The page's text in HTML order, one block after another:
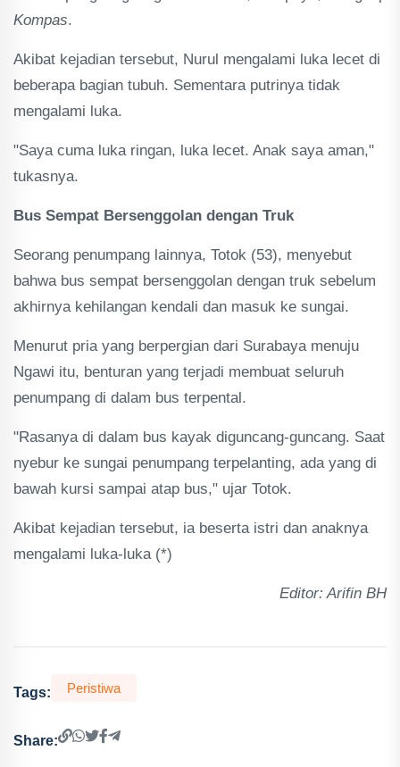
Kompas.
Akibat kejadian tersebut, Nurul mengalami luka lecet di
beberapa bagian tubuh. Sementara putrinya tidak
mengalami luka.
"Saya cuma luka ringan, luka lecet. Anak saya aman,"
tukasnya.
Bus Sempat Bersenggolan dengan Truk
Seorang penumpang lainnya, Totok (53), menyebut
bahwa bus sempat bersenggolan dengan truk sebelum
akhirnya kehilangan kendali dan masuk ke sungai.
Menurut pria yang berpergian dari Surabaya menuju
Ngawi itu, benturan yang terjadi membuat seluruh
penumpang di dalam bus terpental.
"Rasanya di dalam bus kayak diguncang-guncang. Saat
nyebur ke sungai penumpang terpelanting, ada yang di
bawah kursi sampai atap bus," ujar Totok.
Akibat kejadian tersebut, ia beserta istri dan anaknya
mengalami luka-luka (*)
Editor: Arifin BH
Tags: Peristiwa
Share: